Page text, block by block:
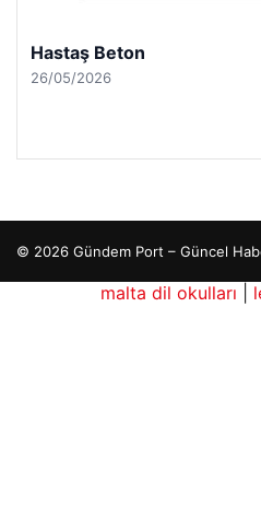
Hastaş Beton
26/05/2026
© 2026 Gündem Port – Güncel
malta dil okulları